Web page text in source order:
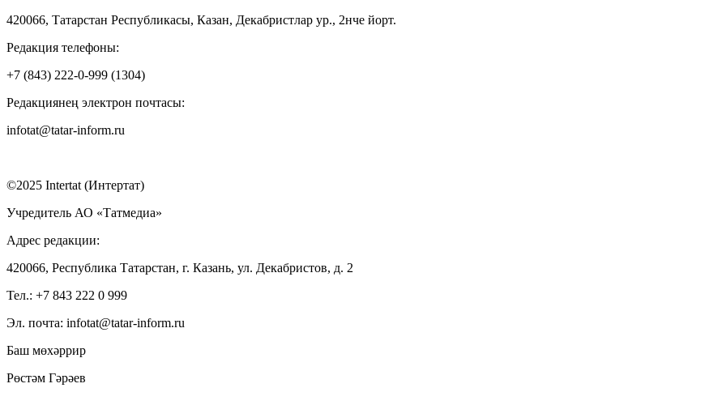
420066, Татарстан Республикасы, Казан, Декабристлар ур., 2нче йорт.
Редакция телефоны:
+7 (843) 222-0-999 (1304)
Редакциянең электрон почтасы:
infotat@tatar-inform.ru
©2025 Intertat (Интертат)
Учредитель АО «Татмедиа»
Адрес редакции:
420066, Республика Татарстан, г. Казань, ул. Декабристов, д. 2
Тел.: +7 843 222 0 999
Эл. почта: infotat@tatar-inform.ru
Баш мөхәррир
Рөстәм Гәрәев